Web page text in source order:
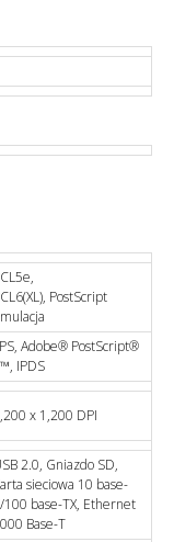
PostScript
Adobe® PostScript®
IPDS
x 1,200 DPI
2.0, Gniazdo SD,
sieciowa 10 base-
100 base-TX, Ethernet
Base-T